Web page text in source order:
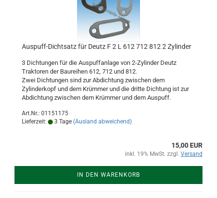
Auspuff-Dichtsatz für Deutz F 2 L 612 712 812 2 Zylinder
3 Dichtungen für die Auspuffanlage von 2-Zylinder Deutz
Traktoren der Baureihen 612, 712 und 812.
Zwei Dichtungen sind zur Abdichtung zwischen dem
Zylinderkopf und dem Krümmer und die dritte Dichtung ist zur
Abdichtung zwischen dem Krümmer und dem Auspuff.
Art.Nr.: 01151175
Lieferzeit:
3 Tage (Ausland abweichend)
15,00 EUR
inkl. 19% MwSt. zzgl. Versand
IN DEN WARENKORB